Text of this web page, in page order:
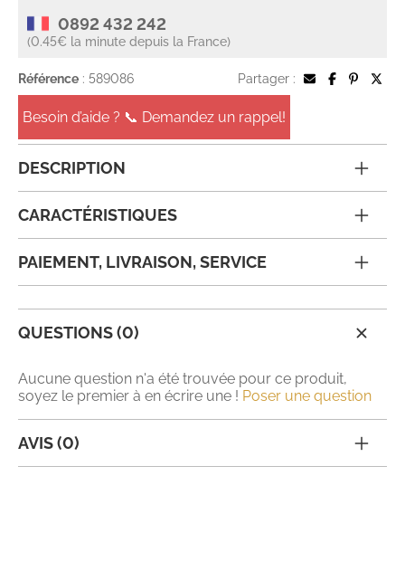
0892 432 242
(0.45€ la minute depuis la France)
Référence : 589086 Partager :
Besoin d’aide ? 📞 Demandez un rappel!
DESCRIPTION
CARACTÉRISTIQUES
PAIEMENT, LIVRAISON, SERVICE
QUESTIONS (0)
Aucune question n'a été trouvée pour ce produit,
soyez le premier à en écrire une ! Poser une question
AVIS (0)